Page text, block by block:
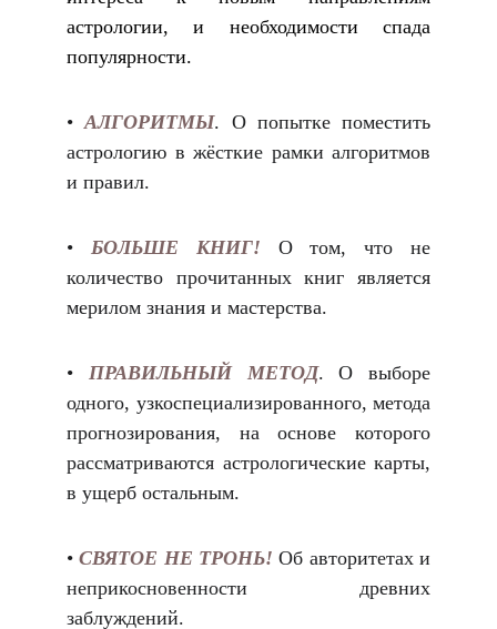
астрологии, и необходимости спада
популярности.
•АЛГОРИТМЫ. О попытке поместить
астрологию в жёсткие рамки алгоритмов
и правил.
• БОЛЬШЕ КНИГ!
О том, что не
количество прочитанных книг является
мерилом знания и мастерства.
• ПРАВИЛЬНЫЙ МЕТОД.О выборе
одного, узкоспециализированного, метода
прогнозирования, на основе которого
рассматриваются астрологические карты,
в ущерб остальным.
•СВЯТОЕ НЕ ТРОНЬ! Об авторитетах и
неприкосновенности древних
заблуждений.